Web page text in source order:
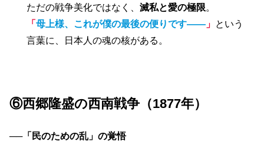
ただの戦争美化ではなく、滅私と愛の極限。
「母上様、これが僕の最後の便りです―― 」 という
言葉に、日本人の魂の核がある。
⑥西郷隆盛の西南戦争（1877年）
──「民のための乱」の覚悟